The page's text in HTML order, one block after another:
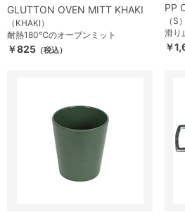
GLUTTON OVEN MITT KHAKI
（KHAKI）
耐熱180℃のオーブンミット
￥825 （税込）
PP
（S）
滑り
￥